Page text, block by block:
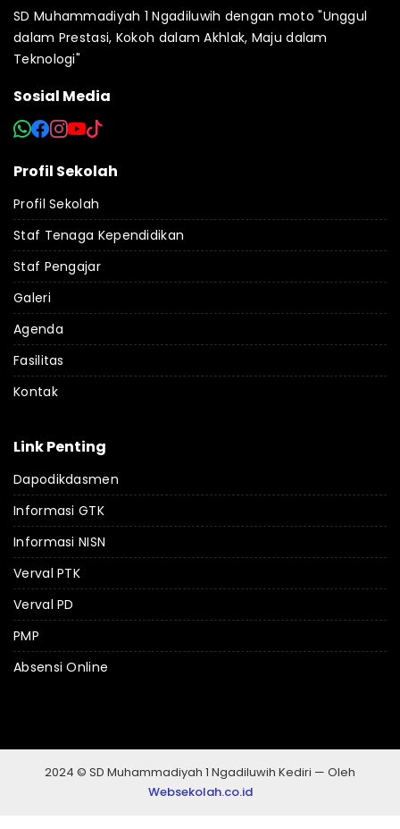
SD Muhammadiyah 1 Ngadiluwih dengan moto "Unggul
dalam Prestasi, Kokoh dalam Akhlak, Maju dalam
Teknologi"
Sosial Media
Profil Sekolah
Profil Sekolah
Staf Tenaga Kependidikan
Staf Pengajar
Galeri
Agenda
Fasilitas
Kontak
Link Penting
Dapodikdasmen
Informasi GTK
Informasi NISN
Verval PTK
Verval PD
PMP
Absensi Online
2024 © SD Muhammadiyah 1 Ngadiluwih Kediri — Oleh
Websekolah.co.id